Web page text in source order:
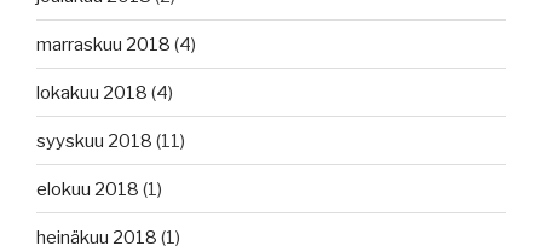
marraskuu 2018 (4)
lokakuu 2018 (4)
syyskuu 2018 (11)
elokuu 2018 (1)
heinäkuu 2018 (1)